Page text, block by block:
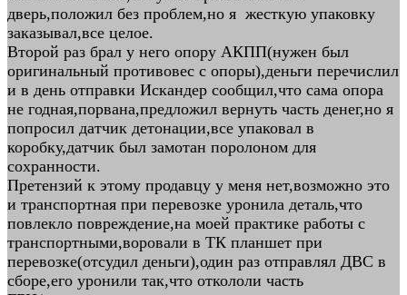
дверь,положил без проблем,но я жесткую упаковку
заказывал,все целое.
Второй раз брал у него опору АКПП(нужен был
оригинальный противовес с опоры),деньги перечислил
и в день отправки Искандер сообщил,что сама опора
не годная,порвана,предложил вернуть часть денег,но я
попросил датчик детонации,все упаковал в
коробку,датчик был замотан поролоном для
сохранности.
Претензий к этому продавцу у меня нет,возможно это
и транспортная при перевозке уронила деталь,что
повлекло повреждение,на моей практике работы с
транспортными,воровали в ТК планшет при
перевозке(отсудил деньги),один раз отправлял ДВС в
сборе,его уронили так,что откололи часть